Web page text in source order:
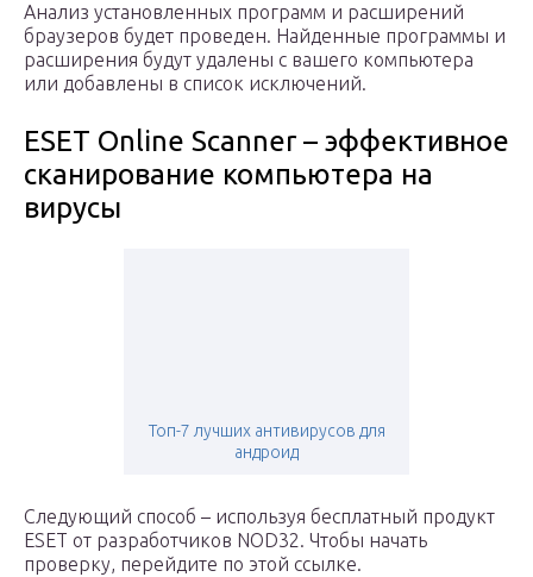
Анализ установленных программ и расширений
браузеров будет проведен. Найденные программы и
расширения будут удалены с вашего компьютера
или добавлены в список исключений.
ESET Online Scanner – эффективное
сканирование компьютера на
вирусы
Топ-7 лучших антивирусов для
андроид
Следующий способ – используя бесплатный продукт
ESET от разработчиков NOD32. Чтобы начать
проверку, перейдите по этой ссылке.